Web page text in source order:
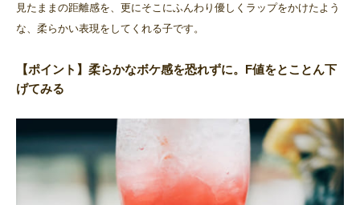
見たままの距離感を、更にそこにふんわり優しくラップをかけたよう
な、柔らかい表現をしてくれる子です。
【ポイント】柔らかなボケ感を恐れずに。F値をとことん下
げてみる